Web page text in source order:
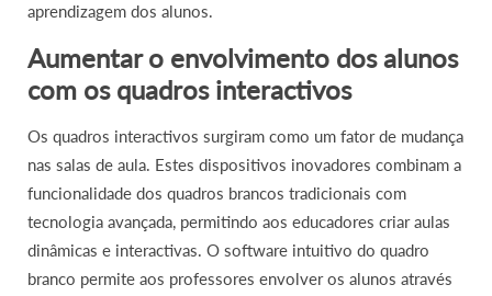
aprendizagem dos alunos.
Aumentar o envolvimento dos alunos
com os quadros interactivos
Os quadros interactivos surgiram como um fator de mudança
nas salas de aula. Estes dispositivos inovadores combinam a
funcionalidade dos quadros brancos tradicionais com
tecnologia avançada, permitindo aos educadores criar aulas
dinâmicas e interactivas. O software intuitivo do quadro
branco permite aos professores envolver os alunos através